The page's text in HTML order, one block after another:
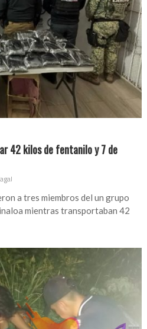
42 kilos de fentanilo y 7 de
a tres miembros del un grupo
mientras transportaban 42